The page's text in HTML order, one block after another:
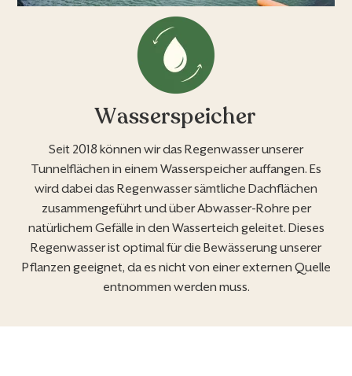
Wasserspeicher
Seit 2018 können wir das Regenwasser unserer
Tunnelflächen in einem Wasserspeicher auffangen. Es
wird dabei das Regenwasser sämtliche Dachflächen
zusammengeführt und über Abwasser-Rohre per
natürlichem Gefälle in den Wasserteich geleitet. Dieses
Regenwasser ist optimal für die Bewässerung unserer
Pflanzen geeignet, da es nicht von einer externen Quelle
entnommen werden muss.